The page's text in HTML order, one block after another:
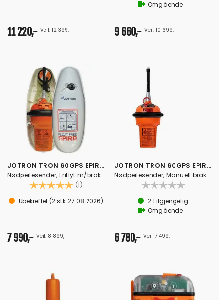
11 220,- Veil. 12 399,-
Omgående
9 660,- Veil. 10 699,-
JOTRON TRON 60GPS EPIRB Friflyt
Nødpeilesender, Friflyt m/brakett
Karakter: (1)
Ubekreftet(2stk,27.08.2026)
7 990,- Veil. 8 899,-
JOTRON TRON 60GPS EPIRB Manuell
Nødpeilesender, Manuell brakett
2Tilgjengelig
Omgående
6 780,- Veil. 7 499,-